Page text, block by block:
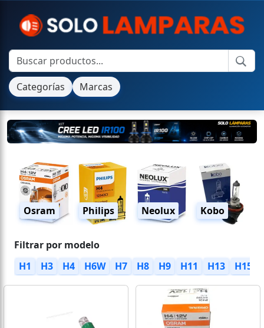
Categorías Marcas
Osram Philips Neolux Kobo
Filtrar por modelo
H1
H3 H4 H6W H7 H8 H9 H11 H13 H15